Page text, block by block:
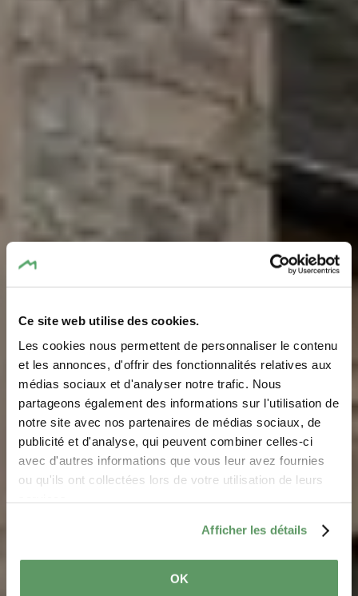
Ce site web utilise des cookies.
Les cookies nous permettent de personnaliser le contenu
et les annonces, d'offrir des fonctionnalités relatives aux
médias sociaux et d'analyser notre trafic. Nous
partageons également des informations sur l'utilisation de
notre site avec nos partenaires de médias sociaux, de
publicité et d'analyse, qui peuvent combiner celles-ci
avec d'autres informations que vous leur avez fournies
ou qu'ils ont collectées lors de votre utilisation de leurs
Afficher les détails
OK
Mullerthal Trail Route
1